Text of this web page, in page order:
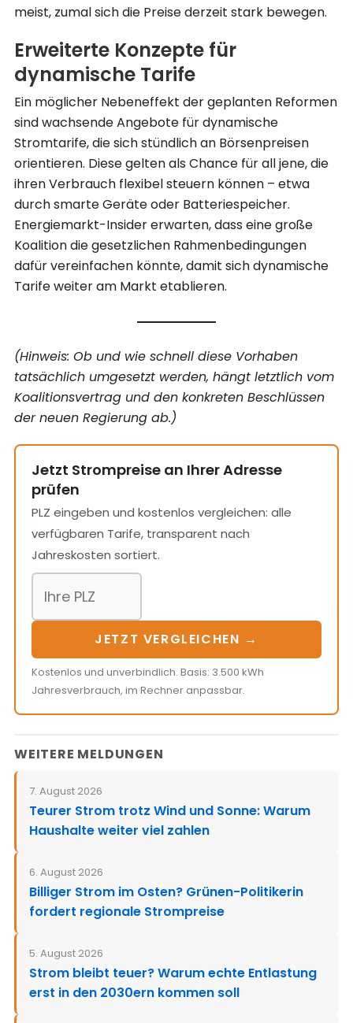
meist, zumal sich die Preise derzeit stark bewegen.
Erweiterte Konzepte für
dynamische Tarife
Ein möglicher Nebeneffekt der geplanten Reformen
sind wachsende Angebote für dynamische
Stromtarife, die sich stündlich an Börsenpreisen
orientieren. Diese gelten als Chance für all jene, die
ihren Verbrauch flexibel steuern können – etwa
durch smarte Geräte oder Batteriespeicher.
Energiemarkt-Insider erwarten, dass eine große
Koalition die gesetzlichen Rahmenbedingungen
dafür vereinfachen könnte, damit sich dynamische
Tarife weiter am Markt etablieren.
(Hinweis: Ob und wie schnell diese Vorhaben
tatsächlich umgesetzt werden, hängt letztlich vom
Koalitionsvertrag und den konkreten Beschlüssen
der neuen Regierung ab.)
Jetzt Strompreise an Ihrer Adresse
prüfen
PLZ eingeben und kostenlos vergleichen: alle
verfügbaren Tarife, transparent nach
Jahreskosten sortiert.
JETZT VERGLEICHEN →
Kostenlos und unverbindlich. Basis: 3.500 kWh
Jahresverbrauch, im Rechner anpassbar.
WEITERE MELDUNGEN
7. August 2026
Teurer Strom trotz Wind und Sonne: Warum
Haushalte weiter viel zahlen
6. August 2026
Billiger Strom im Osten? Grünen-Politikerin
fordert regionale Strompreise
5. August 2026
Strom bleibt teuer? Warum echte Entlastung
erst in den 2030ern kommen soll